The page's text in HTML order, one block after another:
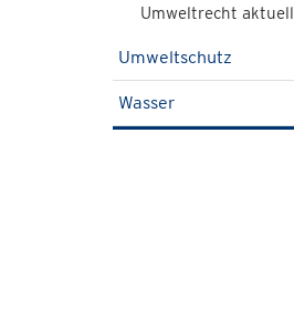
Umweltrecht aktuell
Umweltschutz
Wasser